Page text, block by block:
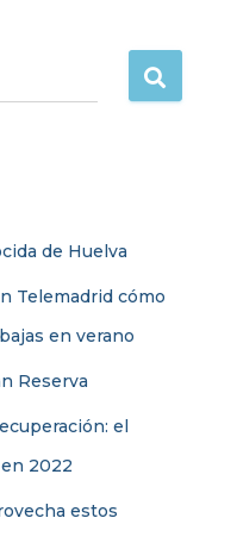
de Huelva
Telemadrid cómo
en verano
Reserva
el
2022
estos